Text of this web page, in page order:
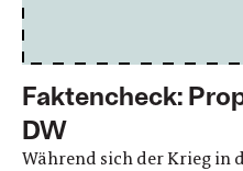
Faktencheck:
DW
Während sich der Krieg in